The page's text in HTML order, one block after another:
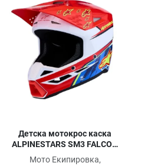
Сравни продукт
Детска мотокрос каска
ALPINESTARS SM3 FALCON
RED/WHT/BLU
Мото Екипировка,